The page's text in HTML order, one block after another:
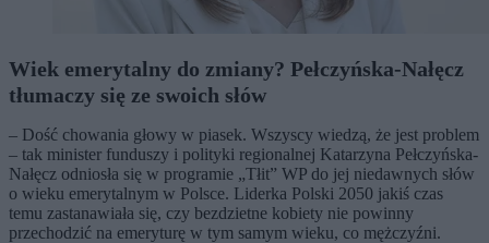
Wiek emerytalny do zmiany? Pełczyńska-Nałęcz
tłumaczy się ze swoich słów
– Dość chowania głowy w piasek. Wszyscy wiedzą, że jest problem
– tak minister funduszy i polityki regionalnej Katarzyna Pełczyńska-
Nałęcz odniosła się w programie „Tłit” WP do jej niedawnych słów
o wieku emerytalnym w Polsce. Liderka Polski 2050 jakiś czas
temu zastanawiała się, czy bezdzietne kobiety nie powinny
przechodzić na emeryturę w tym samym wieku, co mężczyźni.